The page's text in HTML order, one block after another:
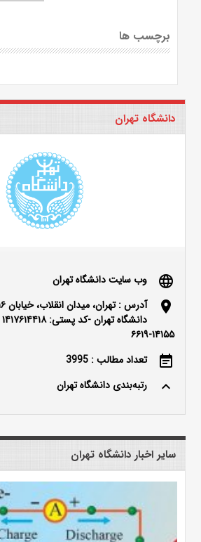
برچسب ها
دانشگاه تهران
language وب سایت دانشگاه تهران
location_on
۱۴۱۵۵-۶۶۱۹
event_note تعداد مطالب : 3995
keyboard_arrow_up رتبه‌بندی دانشگاه تهران
سایر اخبار دانشگاه تهران